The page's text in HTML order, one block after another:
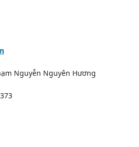
Nguyễn Nguyên Hương